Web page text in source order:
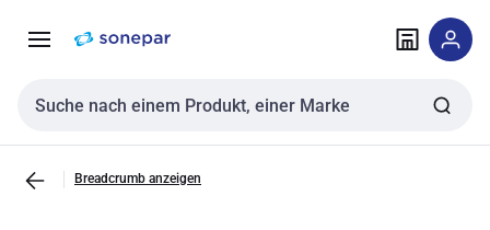
NavigationInhalt
Sucheingabe
Breadcrumb anzeigen